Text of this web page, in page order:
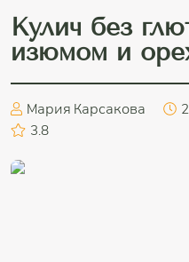
Кулич без
изюмом и
Мария Карсакова
3.8